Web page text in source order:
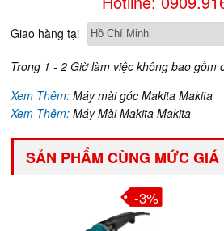
Giao hàng tại
Trong 1 - 2 Giờ làm việc không bao gồm
Xem Thêm:Máy mài góc Makita Makita
Xem Thêm:Máy Mài Makita Makita
SẢN PHẨM CÙNG MỨC GIÁ
-3%